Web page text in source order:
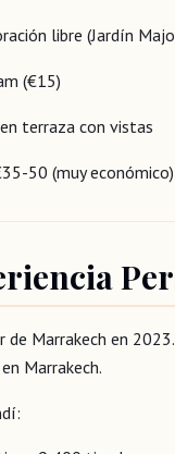
libre (Jardín
(€15)
en terraza con vistas
50 (muy económico)
Marrakech en
Marrakech.